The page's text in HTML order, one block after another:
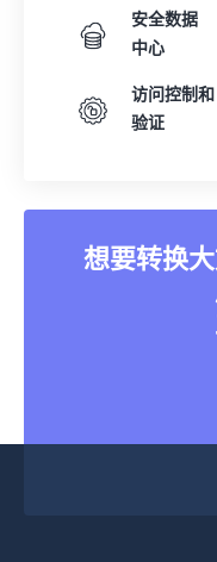
安全数据
中心
访问控制和
验证
想要转换